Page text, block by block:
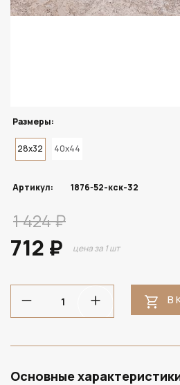
Размеры:
28x32 40x44
Артикул: 1876-52-кск-32
1 424 ₽
712 ₽ цена за 1 шт
В
Основные